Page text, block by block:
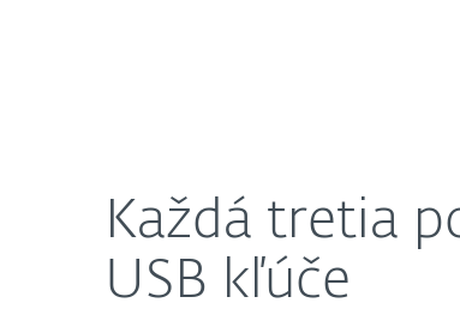
Každá tretia
USB kľúče